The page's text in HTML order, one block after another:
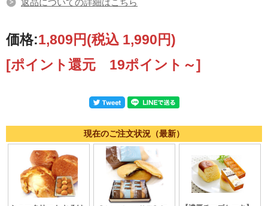
価格:1,809円(税込 1,990円)
[ポイント還元 19ポイント～]
現在のご注文状況（最新）